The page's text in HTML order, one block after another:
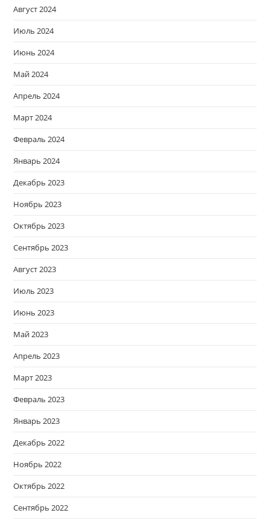
Август 2024
Июль 2024
Июнь 2024
Май 2024
Апрель 2024
Март 2024
Февраль 2024
Январь 2024
Декабрь 2023
Ноябрь 2023
Октябрь 2023
Сентябрь 2023
Август 2023
Июль 2023
Июнь 2023
Май 2023
Апрель 2023
Март 2023
Февраль 2023
Январь 2023
Декабрь 2022
Ноябрь 2022
Октябрь 2022
Сентябрь 2022